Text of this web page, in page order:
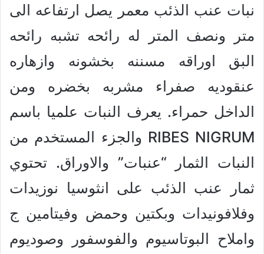
نبات عنب الذئب معمر يصل ارتفاعه الى
متر ونصف المتر له رائحه تشبه رائحه
البق اوراقه مسننه بخشونه وازهاره
عنقوديه صفراء مشربه بخضره ومن
الداخل حمراء. يعرف النبات علميا باسم
RIBES NIGRUM والجزء المستخدم من
النبات الثمار “عنبات” والاوراق. تحتوي
ثمار عنب الذئب على انثوسيا نوزيدات
وفلافونيدات وبكتين وحمض وفيتامين ج
واملاح البوتاسيوم والفوسفور وصوديوم